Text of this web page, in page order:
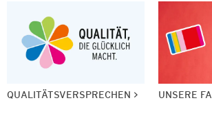
QUALITÄTSVERSPRECHEN UNSERE